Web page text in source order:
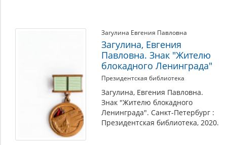
Загулина Евгения Павловна
Загулина, Евгения
Павловна. Знак "Жителю
блокадного Ленинграда"
Президентская библиотека
Загулина, Евгения Павловна.
Знак "Жителю блокадного
Ленинграда". Санкт-Петербург :
Президентская библиотека, 2020.